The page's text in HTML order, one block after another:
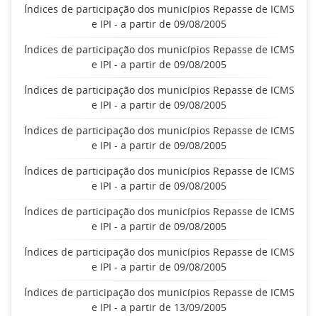
Índices de participação dos municípios Repasse de ICMS
e IPI - a partir de 09/08/2005
Índices de participação dos municípios Repasse de ICMS
e IPI - a partir de 09/08/2005
Índices de participação dos municípios Repasse de ICMS
e IPI - a partir de 09/08/2005
Índices de participação dos municípios Repasse de ICMS
e IPI - a partir de 09/08/2005
Índices de participação dos municípios Repasse de ICMS
e IPI - a partir de 09/08/2005
Índices de participação dos municípios Repasse de ICMS
e IPI - a partir de 09/08/2005
Índices de participação dos municípios Repasse de ICMS
e IPI - a partir de 09/08/2005
Índices de participação dos municípios Repasse de ICMS
e IPI - a partir de 13/09/2005